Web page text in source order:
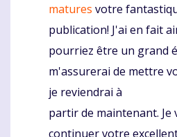
matures votre
publication! J'ai en fait
pourriez être un grand
m'assurerai de mettre
je reviendrai à
partir de maintenant. Je
continuer votre